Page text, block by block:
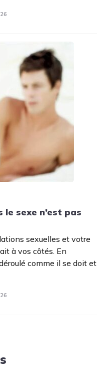
sexe n’est pas
sexuelles et votre
à vos côtés. En
comme il se doit et